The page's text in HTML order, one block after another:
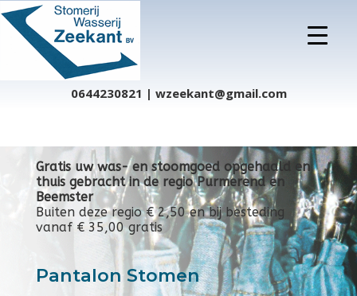
0644230821 | wzeekant@gmail.com
Gratis uw was- en stoomgoed opgehaald en
thuis gebracht in de regio Purmerend en
Beemster
Buiten deze regio € 2,50 en bij besteding
vanaf € 35,00 gratis
Pantalon Stomen